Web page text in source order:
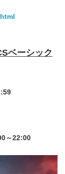
ベーシック
～22:00